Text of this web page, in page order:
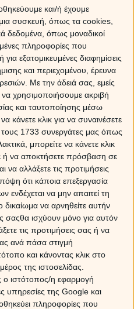
και/ή έχουμε
συσκευή, όπως τα cookies,
δεδομένα, όπως μοναδικοί
πληροφορίες που
εξατομικευμένες διαφημίσεις
και περιεχομένου, έρευνα
Με την άδειά σας, εμείς
να χρησιμοποιήσουμε ακριβή
και ταυτοποίησης μέσω
κλικ για να συναινέσετε
τους 1733 συνεργάτες μας όπως
μπορείτε να κάνετε κλικ
ή να αποκτήσετε πρόσβαση σε
να αλλάξετε τις προτιμήσεις
ότι κάποια επεξεργασία
να μην απαιτεί τη
να αρνηθείτε αυτήν
σαςθα ισχύουν μόνο για αυτόν
τις προτιμήσεις σας ή να
ανά πάσα στιγμή
και κάνοντας κλικ στο
της ιστοσελίδας.
ο ιστότοπος/η εφαρμογή
υπηρεσίες της Google και
πληροφορίες που
Ε Ζ Η Θ
Ν Ξ Ο Π
Φ Χ Ψ Ω